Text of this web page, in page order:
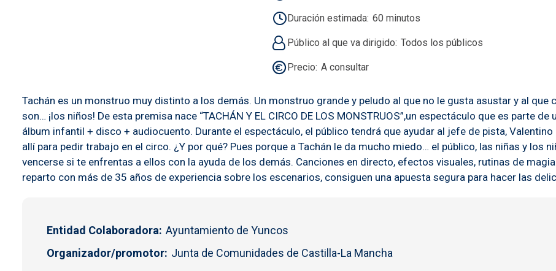
Duración estimada 60 minutos
Público al que va dirigido Todos los públicos
Precio A consultar
Tachán es un monstruo muy distinto a los demás. Un monstruo grande y peludo al que no le gusta asustar y al
son… ¡los niños! De esta premisa nace “TACHÁN Y EL CIRCO DE LOS MONSTRUOS”,un espectáculo que es parte
álbum infantil + disco + audiocuento. Durante el espectáculo, el público tendrá que ayudar al jefe de pista,
allí para pedir trabajo en el circo. ¿Y por qué? Pues porque a Tachán le da mucho miedo… el público, las niñas y los
vencerse si te enfrentas a ellos con la ayuda de los demás. Canciones en directo, efectos visuales, rutinas de
reparto con más de 35 años de experiencia sobre los escenarios, consiguen una apuesta segura para hacer las
Entidad Colaboradora Ayuntamiento de Yuncos
Organizador/promotor Junta de Comunidades de Castilla-La Mancha